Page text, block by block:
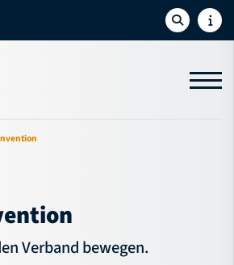
Verband bewegen.